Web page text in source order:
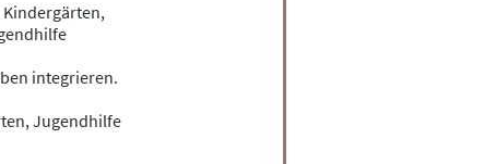
Kindergärten,
integrieren.
Jugendhilfe